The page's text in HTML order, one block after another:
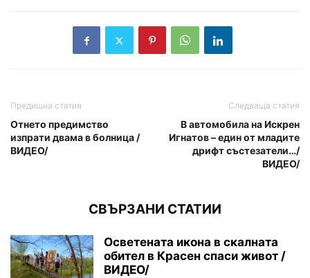
Предишна статия
Отнето предимство
изпрати двама в болница /
ВИДЕО/
Следваща статия
В автомобила на Искрен
Игнатов – един от младите
дрифт състезатели…/
ВИДЕО/
СВЪРЗАНИ СТАТИИ
Осветената икона в скалната
обител в Красен спаси живот /
ВИДЕО/